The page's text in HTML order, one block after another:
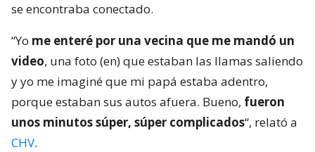
se encontraba conectado.
“Yo me enteré por una vecina que me mandó un
video, una foto (en) que estaban las llamas saliendo
y yo me imaginé que mi papá estaba adentro,
porque estaban sus autos afuera. Bueno, fueron
unos minutos súper, súper complicados“, relató a
CHV.